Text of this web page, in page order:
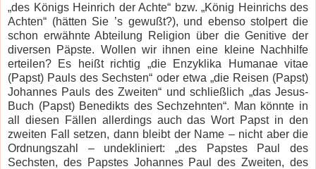
„des Königs Heinrich der Achte“ bzw. „König Heinrichs des
Achten“ (hätten Sie ’s gewußt?), und ebenso stolpert die
schon erwähnte Abteilung Religion über die Genitive der
diversen Päpste. Wollen wir ihnen eine kleine Nachhilfe
erteilen? Es heißt richtig „die Enzyklika Humanae vitae
(Papst) Pauls des Sechsten“ oder etwa „die Reisen (Papst)
Johannes Pauls des Zweiten“ und schließlich „das Jesus-
Buch (Papst) Benedikts des Sechzehnten“. Man könnte in
all diesen Fällen allerdings auch das Wort Papst in den
zweiten Fall setzen, dann bleibt der Name – nicht aber die
Ordnungszahl – undekliniert: „des Papstes Paul des
Sechsten, des Papstes Johannes Paul des Zweiten, des